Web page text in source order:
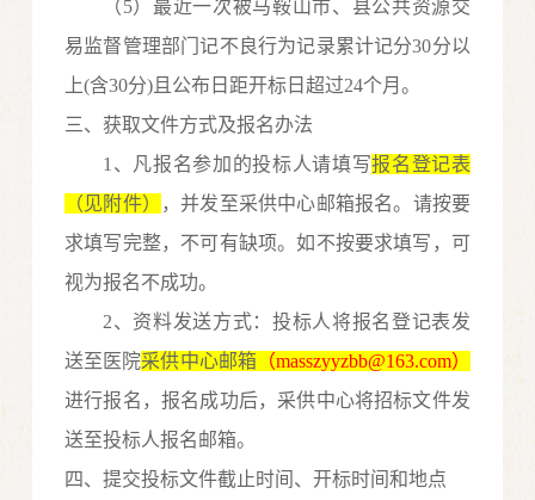
（5）最近一次被马鞍山市、县公共资源交
易监督管理部门记不良行为记录累计记分30分以
上(含30分)且公布日距开标日超过24个月。
三、获取文件方式及报名办法
1、 凡报名参加的投标人请填写报名登记表
（见附件）
，并发至采供中心邮箱报名。请按要
求填写完整，不可有缺项。如不按要求填写，可
视为报名不成功。
2、资料发送方式：投标人将报名登记表发
送至医院采供中心邮箱（masszyyzbb@163.com）
进行报名，报名成功后，采供中心将招标文件发
送至投标人报名邮箱。
四、提交投标文件截止时间、开标时间和地点